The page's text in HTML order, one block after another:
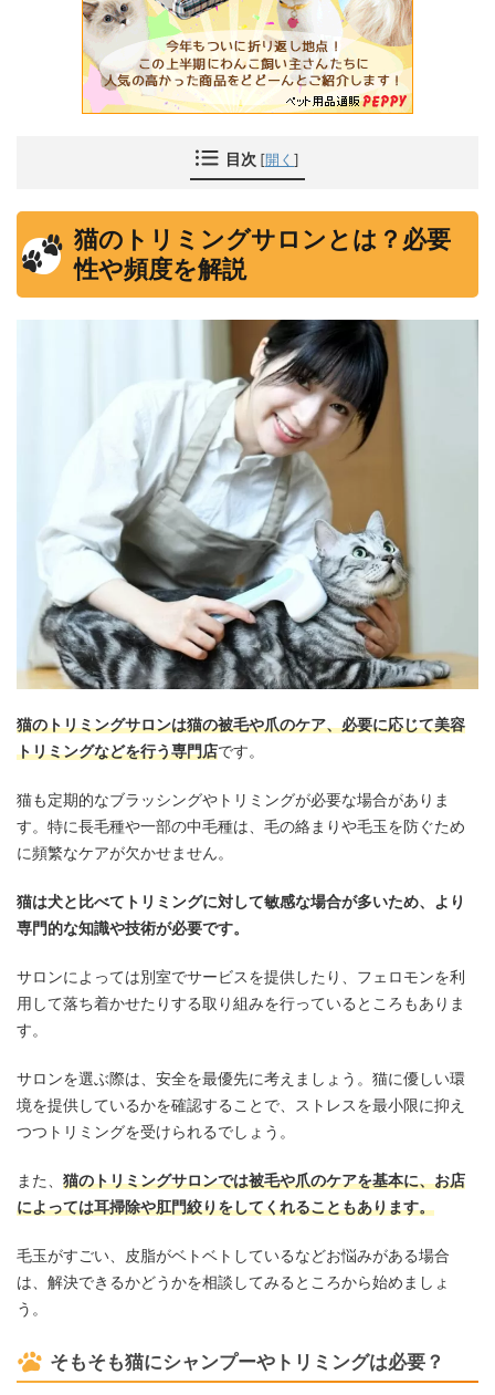
目次 [開く ]
猫のトリミングサロンとは？必要
性や頻度を解説
猫のトリミングサロンは猫の被毛や爪のケア、必要に応じて美容
トリミングなどを行う専門店です。
猫も定期的なブラッシングやトリミングが必要な場合がありま
す。特に長毛種や一部の中毛種は、毛の絡まりや毛玉を防ぐため
に頻繁なケアが欠かせません。
猫は犬と比べてトリミングに対して敏感な場合が多いため、より
専門的な知識や技術が必要です。
サロンによっては別室でサービスを提供したり、フェロモンを利
用して落ち着かせたりする取り組みを行っているところもありま
す。
サロンを選ぶ際は、安全を最優先に考えましょう。猫に優しい環
境を提供しているかを確認することで、ストレスを最小限に抑え
つつトリミングを受けられるでしょう。
また、 猫のトリミングサロンでは被毛や爪のケアを基本に、お店
によっては耳掃除や肛門絞りをしてくれることもあります。
毛玉がすごい、皮脂がベトベトしているなどお悩みがある場合
は、解決できるかどうかを相談してみるところから始めましょ
う。
そもそも猫にシャンプーやトリミングは必要？